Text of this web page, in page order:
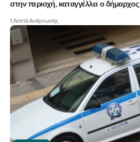
στην περιοχή, καταγγέλλει ο δήμαρχος
1 Λεπτά Ανάγνωσης